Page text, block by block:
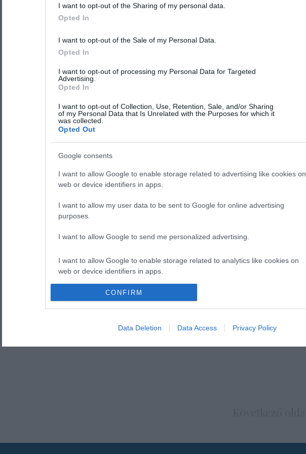
I want to opt-out of the Sharing of my personal data.
Opted In
I want to opt-out of the Sale of my Personal Data.
Opted In
I want to opt-out of processing my Personal Data for Targeted
Advertising.
Opted In
I want to opt-out of Collection, Use, Retention, Sale, and/or Sharing
of my Personal Data that Is Unrelated with the Purposes for which it
was collected.
Opted Out
Google consents
I want to allow Google to enable storage related to advertising like cookies on
web or device identifiers in apps.
I want to allow my user data to be sent to Google for online advertising
purposes.
I want to allow Google to send me personalized advertising.
I want to allow Google to enable storage related to analytics like cookies on
web or device identifiers in apps.
I want to allow Google to enable storage related to functionality of the website
or app.
I want to allow Google to enable storage related to personalization.
I want to allow Google to enable storage related to security, including
CONFIRM
Data Deletion Data Access Privacy Policy